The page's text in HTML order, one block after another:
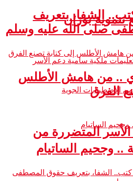
بوزان
المتضررة من
الشفا، بتعريف
صلى الله عليه وسلم
.. من هامش الأطلس
الفرق
.. وجحيم الساتيام